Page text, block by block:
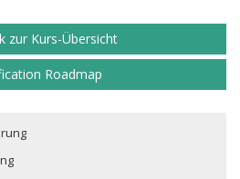
zur Kurs-Übersicht
Roadmap